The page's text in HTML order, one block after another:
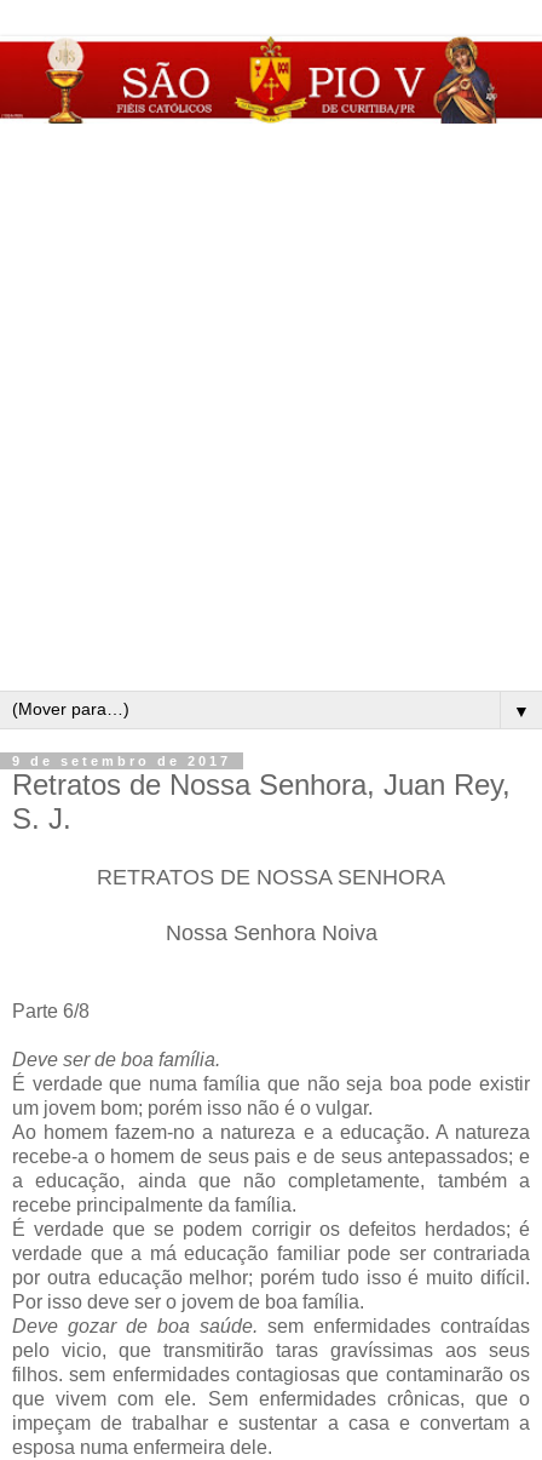
▼
9 de setembro de 2017
Retratos de Nossa Senhora, Juan Rey,
S. J.
RETRATOS DE NOSSA SENHORA
Nossa Senhora Noiva
Parte 6/8
Deve ser de boa família.
É verdade que numa família que não seja boa pode existir
um jovem bom; porém isso não é o vulgar.
Ao homem fazem-no a natureza e a educação. A natureza
recebe-a o homem de seus pais e de seus antepassados; e
a educação, ainda que não completamente, também a
recebe principalmente da família.
É verdade que se podem corrigir os defeitos herdados; é
verdade que a má educação familiar pode ser contrariada
por outra educação melhor; porém tudo isso é muito difícil.
Por isso deve ser o jovem de boa família.
Deve gozar de boa saúde. sem enfermidades contraídas
pelo vicio, que transmitirão taras gravíssimas aos seus
filhos. sem enfermidades contagiosas que contaminarão os
que vivem com ele. Sem enfermidades crônicas, que o
impeçam de trabalhar e sustentar a casa e convertam a
esposa numa enfermeira dele.